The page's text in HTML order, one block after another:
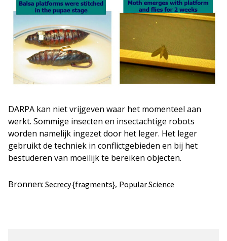
DARPA kan niet vrijgeven waar het momenteel aan
werkt. Sommige insecten en insectachtige robots
worden namelijk ingezet door het leger. Het leger
gebruikt de techniek in conflictgebieden en bij het
bestuderen van moeilijk te bereiken objecten.
Bronnen: Secrecy {fragments}, Popular Science